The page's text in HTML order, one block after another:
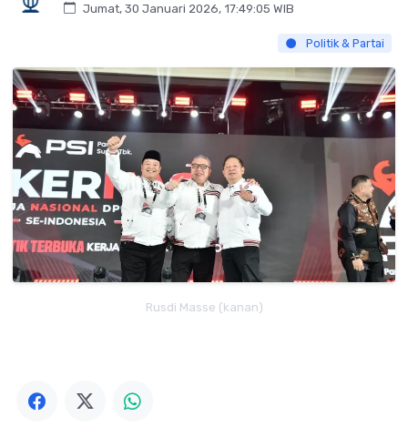
Jumat, 30 Januari 2026, 17:49:05 WIB
Politik & Partai
Rusdi Masse (kanan)